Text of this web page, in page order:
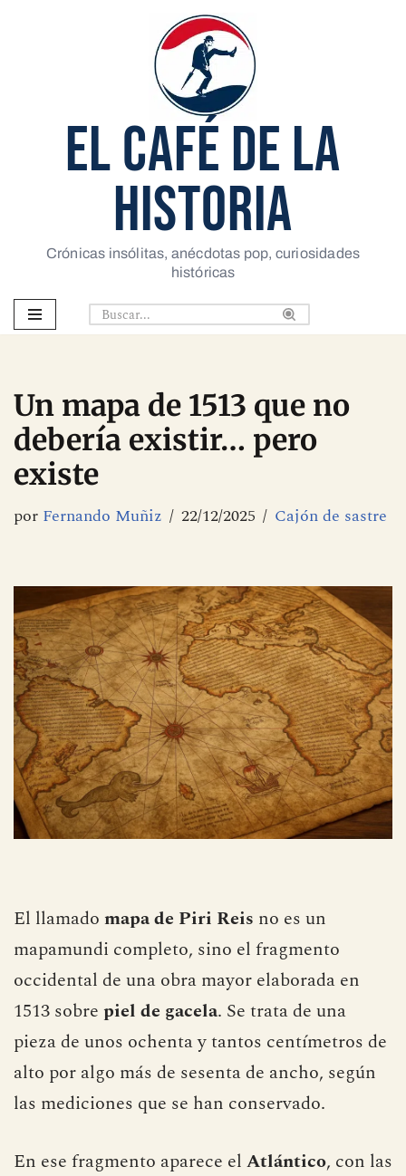
EL CAFÉ DE LA
HISTORIA
Crónicas insólitas, anécdotas pop, curiosidades
históricas
Un mapa de 1513 que no
debería existir… pero
existe
por Fernando Muñiz 22/12/2025 Cajón de sastre
El llamado mapa de Piri Reis no es un
mapamundi completo, sino el fragmento
occidental de una obra mayor elaborada en
1513 sobre piel de gacela. Se trata de una
pieza de unos ochenta y tantos centímetros de
alto por algo más de sesenta de ancho, según
las mediciones que se han conservado.
En ese fragmento aparece el Atlántico, con las